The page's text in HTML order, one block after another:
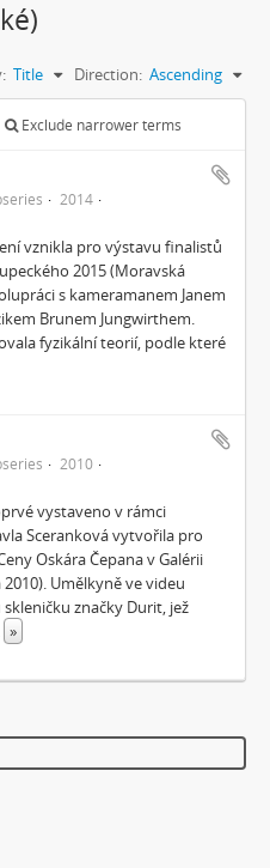
Title Direction: Ascending
Exclude narrower terms
2014
vznikla pro výstavu finalistů
2015 (Moravská
s kameramanem Janem
Brunem Jungwirthem.
fyzikální teorií, podle které
2010
vystaveno v rámci
Sceranková vytvořila pro
Oskára Čepana v Galérii
Umělkyně ve videu
značky Durit, jež
»